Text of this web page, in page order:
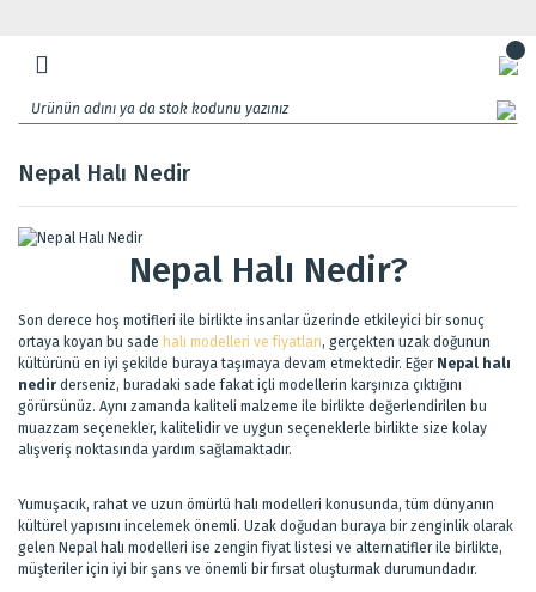
Nepal Halı Nedir
Nepal Halı Nedir?
Son derece hoş motifleri ile birlikte insanlar üzerinde etkileyici bir sonuç
ortaya koyan bu sade halı modelleri ve fiyatları, gerçekten uzak doğunun
kültürünü en iyi şekilde buraya taşımaya devam etmektedir. Eğer Nepal halı
nedir derseniz, buradaki sade fakat içli modellerin karşınıza çıktığını
görürsünüz. Aynı zamanda kaliteli malzeme ile birlikte değerlendirilen bu
muazzam seçenekler, kalitelidir ve uygun seçeneklerle birlikte size kolay
alışveriş noktasında yardım sağlamaktadır.
Yumuşacık, rahat ve uzun ömürlü halı modelleri konusunda, tüm dünyanın
kültürel yapısını incelemek önemli. Uzak doğudan buraya bir zenginlik olarak
gelen Nepal halı modelleri ise zengin fiyat listesi ve alternatifler ile birlikte,
müşteriler için iyi bir şans ve önemli bir fırsat oluşturmak durumundadır.